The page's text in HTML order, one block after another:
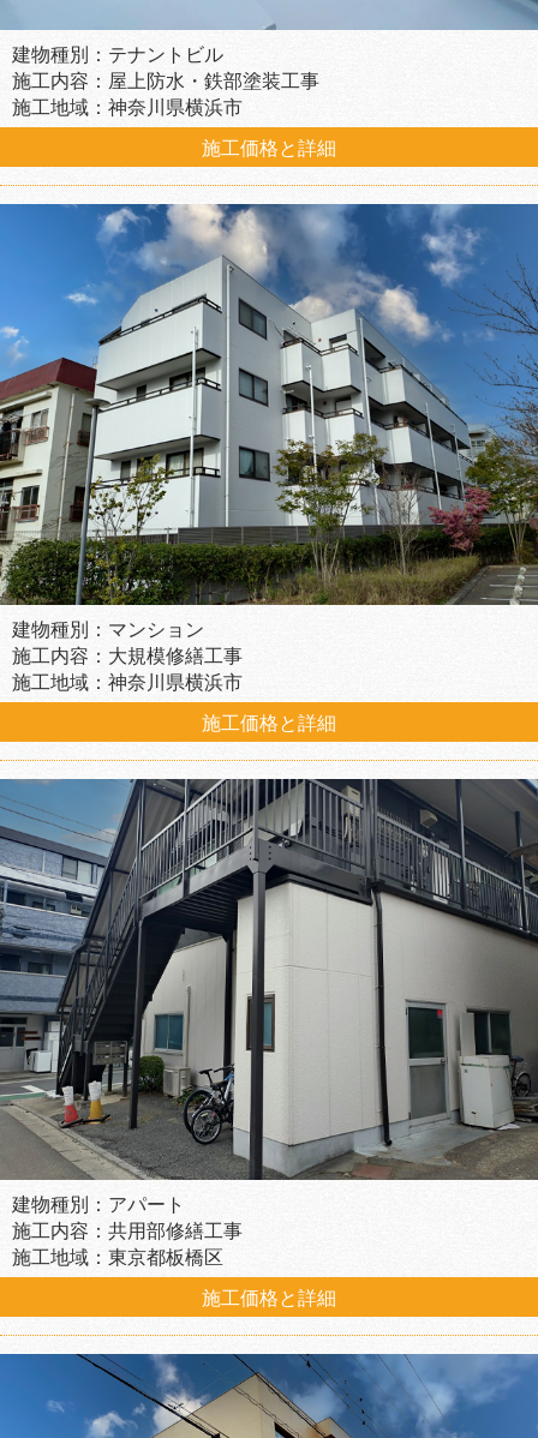
建物種別：テナントビル
施工内容：屋上防水・鉄部塗装工事
施工地域：神奈川県横浜市
施工価格と詳細
建物種別：マンション
施工内容：大規模修繕工事
施工地域：神奈川県横浜市
施工価格と詳細
建物種別：アパート
施工内容：共用部修繕工事
施工地域：東京都板橋区
施工価格と詳細